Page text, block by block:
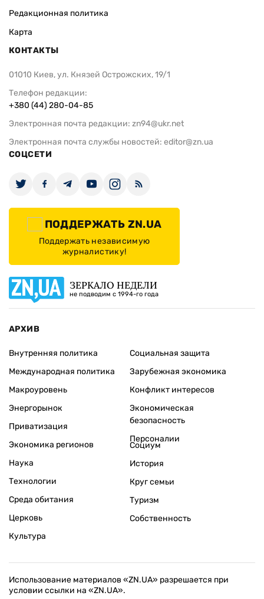
Редакционная политика
Карта
КОНТАКТЫ
01010 Киев, ул. Князей Острожских, 19/1
Телефон редакции:
+380 (44) 280-04-85
Электронная почта редакции: zn94@ukr.net
Электронная почта службы новостей: editor@zn.ua
СОЦСЕТИ
ПОДДЕРЖАТЬ ZN.UA
Поддержать независимую
журналистику!
ЗЕРКАЛО НЕДЕЛИ
не подводим с 1994-го года
АРХИВ
Внутренняя политика
Международная политика
Макроуровень
Энергорынок
Приватизация
Экономика регионов
Социальная защита
Зарубежная экономика
Конфликт интересов
Экономическая
безопасность
Персоналии
Наука
Технологии
Среда обитания
Церковь
Культура
Социум
История
Круг семьи
Туризм
Собственность
Использование материалов «ZN.UA» разрешается при
условии ссылки на «ZN.UA».